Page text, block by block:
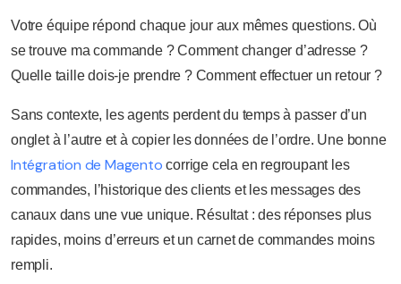
Votre équipe répond chaque jour aux mêmes questions. Où
se trouve ma commande ? Comment changer d’adresse ?
Quelle taille dois-je prendre ? Comment effectuer un retour ?
Sans contexte, les agents perdent du temps à passer d’un
onglet à l’autre et à copier les données de l’ordre. Une bonne
Intégration de Magento corrige cela en regroupant les
commandes, l’historique des clients et les messages des
canaux dans une vue unique. Résultat : des réponses plus
rapides, moins d’erreurs et un carnet de commandes moins
rempli.